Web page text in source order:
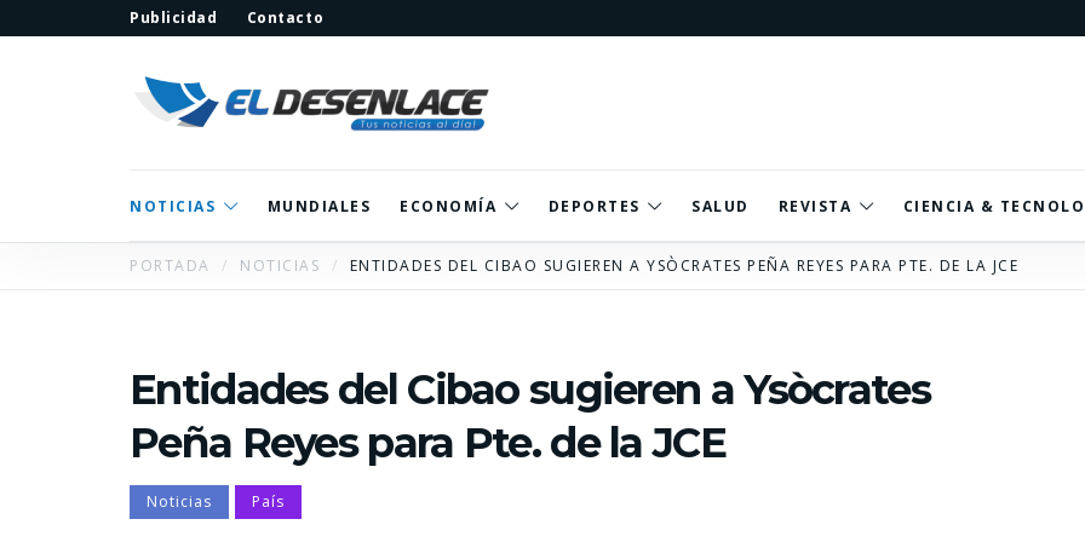
Publicidad Contacto
NOTICIAS MUNDIALES ECONOMÍA DEPORTES SALUD REVISTA CIENCIA &
PORTADA NOTICIAS ENTIDADES DEL CIBAO SUGIEREN A YSÒCRATES PEÑA REYES PARA PTE. DE LA JCE
Entidades del Cibao sugieren a Ysòcrates
Peña Reyes para Pte. de la JCE
Noticias País